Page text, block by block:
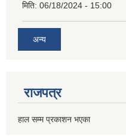
मिति: 06/18/2024 - 15:00
अन्य
राजपत्र
हाल सम्म प्रकाशन भएका